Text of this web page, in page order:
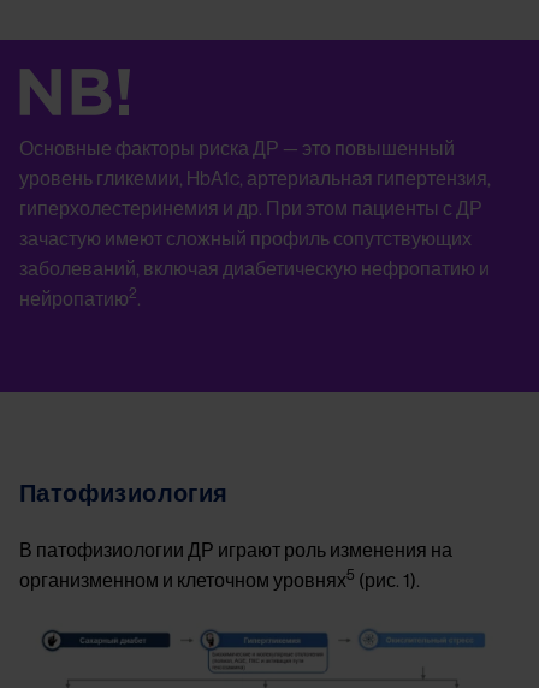
Image
Основные факторы риска ДР — это повышенный
уровень гликемии, HbA1c, артериальная гипертензия,
гиперхолестеринемия и др. При этом пациенты с ДР
зачастую имеют сложный профиль сопутствующих
заболеваний, включая диабетическую нефропатию и
нейропатию2.
Патофизиология
В патофизиологии ДР играют роль изменения на
организменном и клеточном уровнях5 (рис. 1).
Image